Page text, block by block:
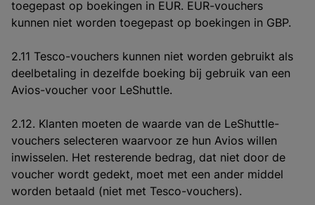
toegepast op boekingen in EUR. EUR-vouchers
kunnen niet worden toegepast op boekingen in GBP.
2.11 Tesco-vouchers kunnen niet worden gebruikt als
deelbetaling in dezelfde boeking bij gebruik van een
Avios-voucher voor LeShuttle.
2.12. Klanten moeten de waarde van de LeShuttle-
vouchers selecteren waarvoor ze hun Avios willen
inwisselen. Het resterende bedrag, dat niet door de
voucher wordt gedekt, moet met een ander middel
worden betaald (niet met Tesco-vouchers).